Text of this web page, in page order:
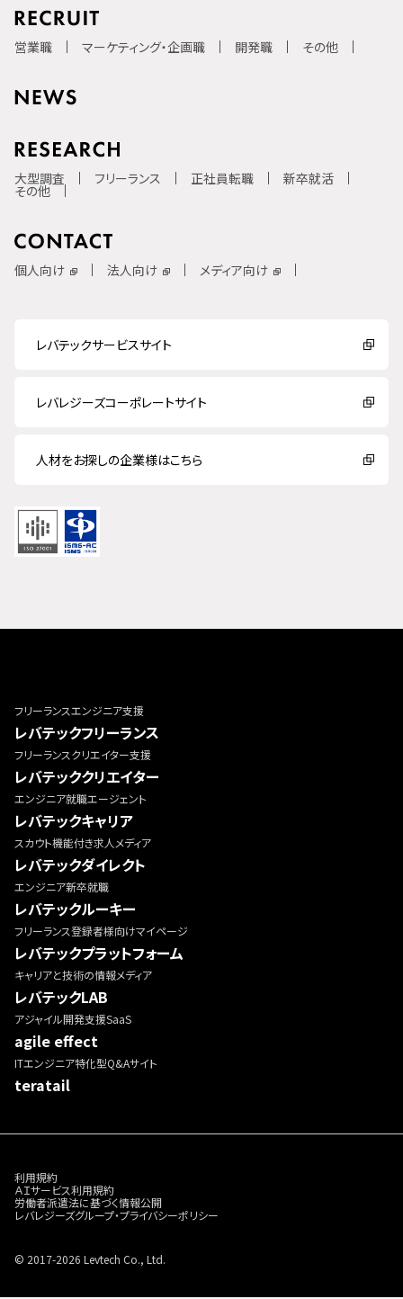
営業職 マーケティング・企画職 開発職 その他
大型調査 フリーランス 正社員転職 新卒就活
その他
個人向け 法人向け メディア向け
レバテックサービスサイト
レバレジーズコーポレートサイト
人材をお探しの企業様はこちら
フリーランスエンジニア支援
レバテックフリーランス
フリーランスクリエイター支援
レバテッククリエイター
エンジニア就職エージェント
レバテックキャリア
スカウト機能付き求人メディア
レバテックダイレクト
エンジニア新卒就職
レバテックルーキー
フリーランス登録者様向けマイページ
レバテックプラットフォーム
キャリアと技術の情報メディア
レバテックLAB
アジャイル開発支援SaaS
agile effect
ITエンジニア特化型Q&Aサイト
teratail
利用規約
ＡＩサービス利用規約
労働者派遣法に基づく情報公開
レバレジーズグループ・プライバシーポリシー
© 2017-2026 Levtech Co., Ltd.